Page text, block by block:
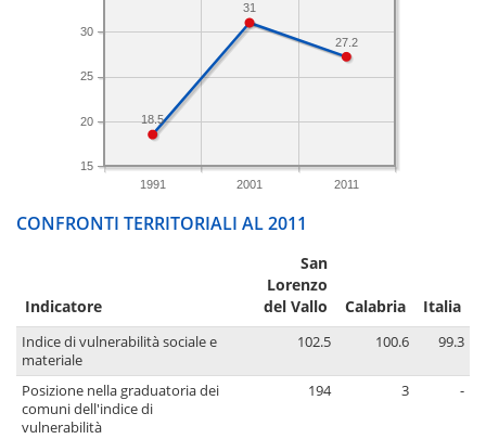
1991 2001 2011
15
20
25
30
27.2
31
18.5
CONFRONTI TERRITORIALI AL 2011
Indicatore
San
Lorenzo
del Vallo
Calabria Italia
Indice di vulnerabilità sociale e
materiale
102.5 100.6 99.3
Posizione nella graduatoria dei
comuni dell'indice di
vulnerabilità
194 3 -